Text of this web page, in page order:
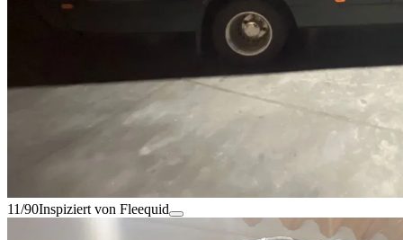
11/90Inspiziert von Fleequid